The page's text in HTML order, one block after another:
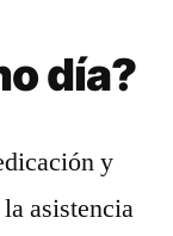
día?
y
asistencia